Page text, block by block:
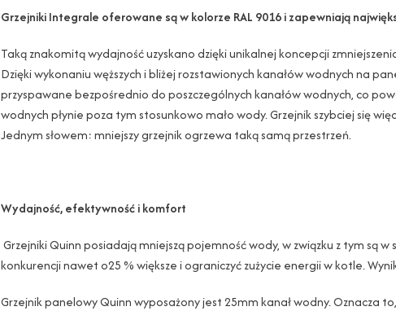
Grzejniki Integrale oferowane są w kolorze RAL 9016 i zapewniają
Taką znakomitą wydajność uzyskano dzięki unikalnej koncepcji
Dzięki wykonaniu węższych i bliżej rozstawionych kanałów wodnych na
przyspawane bezpośrednio do poszczególnych kanałów wodnych, co
wodnych płynie poza tym stosunkowo mało wody. Grzejnik szybciej się
Jednym słowem: mniejszy grzejnik ogrzewa taką samą przestrzeń.
Wydajność, efektywność i komfort
Grzejniki Quinn posiadają mniejszą pojemność wody, w związku z tym są
konkurencji nawet o25 % większe i ograniczyć zużycie energii w kotle.
Grzejnik panelowy Quinn wyposażony jest 25mm kanał wodny. Oznacza